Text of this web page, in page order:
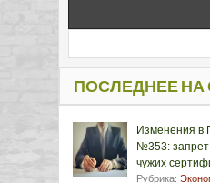
ПОСЛЕДНЕЕ НА
Изменения в
№353: запрет
чужих
Рубрика: